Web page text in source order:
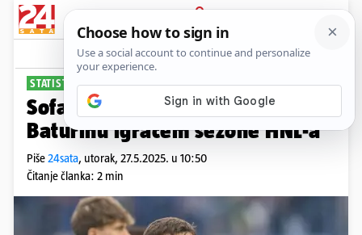
PRIJAVA
Sport Komentari
STATISTIČKI NAJBOLJI
Sofascore je proglasio Martina
Baturinu igračem sezone HNL-a
Piše24sata, utorak, 27.5.2025. u 10:50
Čitanje članka: 2 min